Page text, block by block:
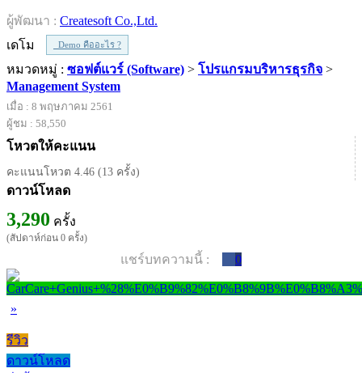
ผู้พัฒนา : Createsoft Co.,Ltd.
เดโม
Demo คืออะไร ?
หมวดหมู่ : ซอฟต์แวร์ (Software) > โปรแกรมบริหารธุรกิจ >
Management System
เมื่อ : 8 พฤษภาคม 2561
ผู้ชม : 58,550
โหวตให้คะแนน
คะแนนโหวต 4.46 (13 ครั้ง)
ดาวน์โหลด
3,290 ครั้ง
(สัปดาห์ก่อน 0 ครั้ง)
แชร์บทความนี้ : 0
»
รีวิว
ดาวน์โหลด